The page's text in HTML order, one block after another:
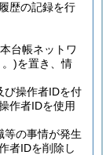
歴の記録を行
台帳ネットワ
)を置き、情
び操作者IDを付
作者IDを使用
等の事情が発生
者IDを削除し